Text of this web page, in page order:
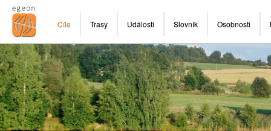
Cíle Trasy Události Slovník Osobnosti